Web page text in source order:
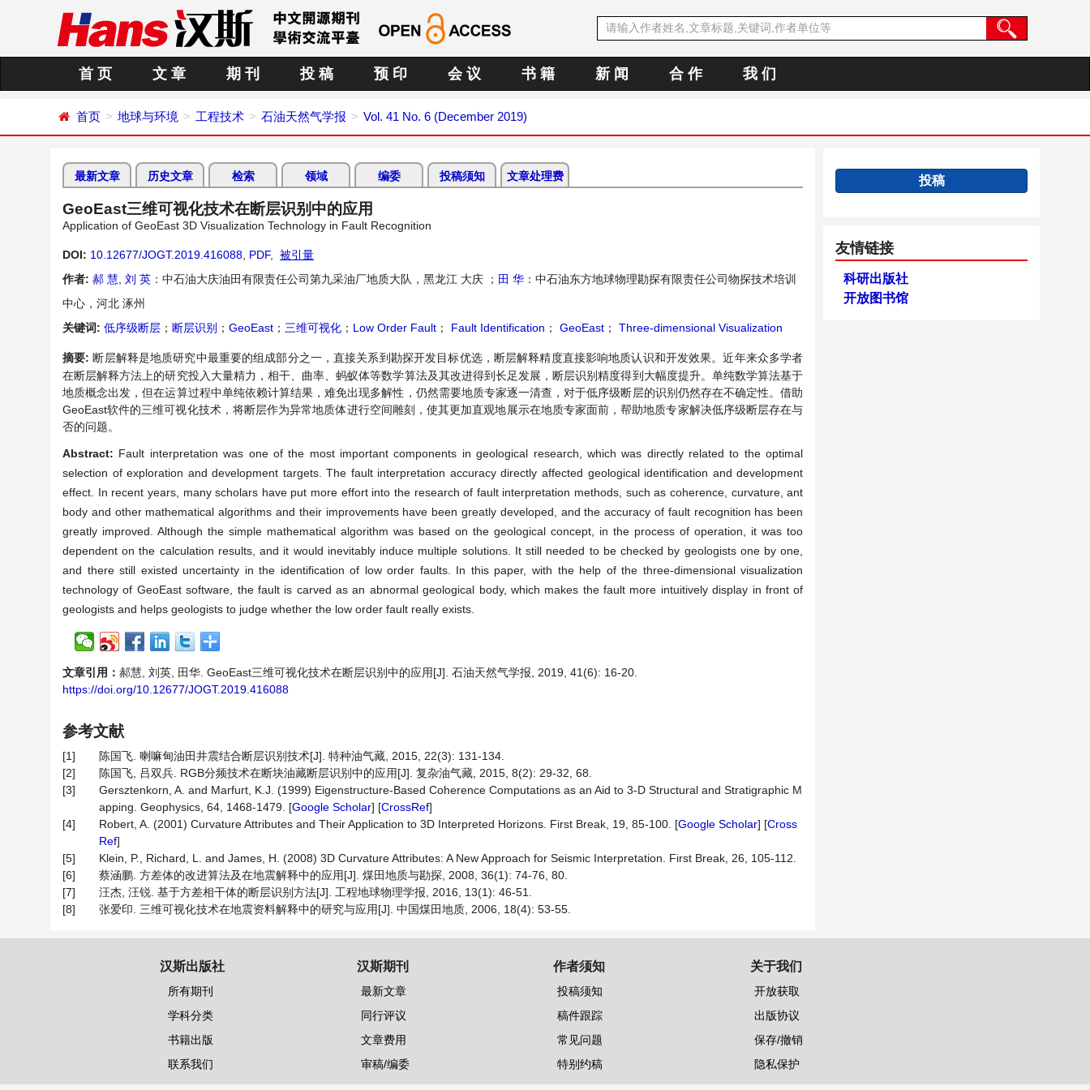
首 页 文 章 期 刊 投 稿 预 印 会 议 书 籍 新 闻 合 作 我 们
首页 地球与环境 工程技术 石油天然气学报 Vol. 41 No. 6 (December 2019)
最新文章 历史文章 检索 领域 编委 投稿须知 文章处理费
GeoEast三维可视化技术在断层识别中的应用
Application of GeoEast 3D Visualization Technology in Fault Recognition
DOI: 10.12677/JOGT.2019.416088 PDF,
被引量
作者: 郝 慧 刘 英 ：中石油大庆油田有限责任公司第九采油厂地质大队，黑龙江 大庆 ； 田 华 ：中石油东方地球物理勘探有限责任公司物探技术培训
中心，河北 涿州
关键词: 低序级断层 ； 断层识别 ； GeoEast ； 三维可视化 ； Low Order Fault ； Fault Identification ； GeoEast ； Three-dimensional Visualization
摘要: 断层解释是地质研究中最重要的组成部分之一，直接关系到勘探开发目标优选，断层解释精度直接影响地质认识和开发效果。近年来众多学者
在断层解释方法上的研究投入大量精力，相干、曲率、蚂蚁体等数学算法及其改进得到长足发展，断层识别精度得到大幅度提升。单纯数学算法基于
地质概念出发，但在运算过程中单纯依赖计算结果，难免出现多解性，仍然需要地质专家逐一清查，对于低序级断层的识别仍然存在不确定性。借助
GeoEast软件的三维可视化技术，将断层作为异常地质体进行空间雕刻，使其更加直观地展示在地质专家面前，帮助地质专家解决低序级断层存在与
否的问题。
Abstract: Fault interpretation was one of the most important components in geological research, which was directly related to the optimal
selection of exploration and development targets. The fault interpretation accuracy directly affected geological identification and development
effect. In recent years, many scholars have put more effort into the research of fault interpretation methods, such as coherence, curvature, ant
body and other mathematical algorithms and their improvements have been greatly developed, and the accuracy of fault recognition has been
greatly improved. Although the simple mathematical algorithm was based on the geological concept, in the process of operation, it was too
dependent on the calculation results, and it would inevitably induce multiple solutions. It still needed to be checked by geologists one by one,
and there still existed uncertainty in the identification of low order faults. In this paper, with the help of the three-dimensional visualization
technology of GeoEast software, the fault is carved as an abnormal geological body, which makes the fault more intuitively display in front of
geologists and helps geologists to judge whether the low order fault really exists.
文章引用： 郝慧, 刘英, 田华. GeoEast三维可视化技术在断层识别中的应用[J]. 石油天然气学报, 2019, 41(6): 16-20.
https://doi.org/10.12677/JOGT.2019.416088
参考文献
[1]
陈国飞. 喇嘛甸油田井震结合断层识别技术[J]. 特种油气藏, 2015, 22(3): 131-134.
[2]
陈国飞, 吕双兵. RGB分频技术在断块油藏断层识别中的应用[J]. 复杂油气藏, 2015, 8(2): 29-32, 68.
[3]
Gersztenkorn, A. and Marfurt, K.J. (1999) Eigenstructure-Based Coherence Computations as an Aid to 3-D Structural and Stratigraphic M
apping. Geophysics, 64, 1468-1479. [Google Scholar] [CrossRef]
[4]
Robert, A. (2001) Curvature Attributes and Their Application to 3D Interpreted Horizons. First Break, 19, 85-100. [Google Scholar] [Cross
Ref]
[5]
Klein, P., Richard, L. and James, H. (2008) 3D Curvature Attributes: A New Approach for Seismic Interpretation. First Break, 26, 105-112.
[6]
蔡涵鹏. 方差体的改进算法及在地震解释中的应用[J]. 煤田地质与勘探, 2008, 36(1): 74-76, 80.
[7]
汪杰, 汪锐. 基于方差相干体的断层识别方法[J]. 工程地球物理学报, 2016, 13(1): 46-51.
[8]
张爱印. 三维可视化技术在地震资料解释中的研究与应用[J]. 中国煤田地质, 2006, 18(4): 53-55.
投稿
友情链接
科研出版社
开放图书馆
汉斯出版社
所有期刊
学科分类
书籍出版
联系我们
汉斯期刊
最新文章
同行评议
文章费用
审稿/编委
作者须知
投稿须知
稿件跟踪
常见问题
特别约稿
关于我们
开放获取
出版协议
保存/撤销
隐私保护